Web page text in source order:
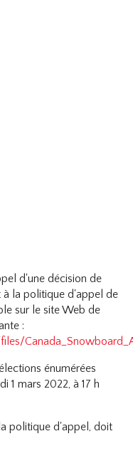
d'une décision de
la politique d'appel de
sur le site Web de
:
énumérées
1 mars 2022, à 17 h
politique d'appel, doit